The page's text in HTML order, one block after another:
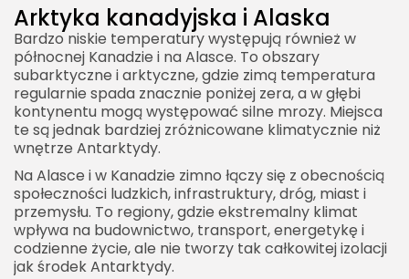
Arktyka kanadyjska i Alaska
Bardzo niskie temperatury występują również w
północnej Kanadzie i na Alasce. To obszary
subarktyczne i arktyczne, gdzie zimą temperatura
regularnie spada znacznie poniżej zera, a w głębi
kontynentu mogą występować silne mrozy. Miejsca
te są jednak bardziej zróżnicowane klimatycznie niż
wnętrze Antarktydy.
Na Alasce i w Kanadzie zimno łączy się z obecnością
społeczności ludzkich, infrastruktury, dróg, miast i
przemysłu. To regiony, gdzie ekstremalny klimat
wpływa na budownictwo, transport, energetykę i
codzienne życie, ale nie tworzy tak całkowitej izolacji
jak środek Antarktydy.